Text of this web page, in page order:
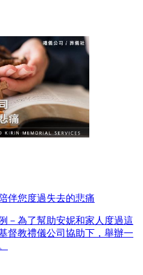
伴您度過失去的悲痛
－為了幫助安妮和家人度過這
督教禮儀公司協助下，舉辦一